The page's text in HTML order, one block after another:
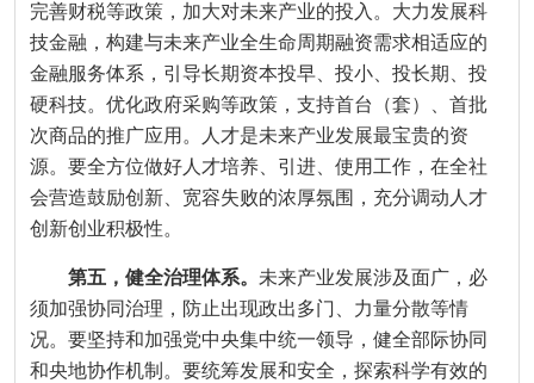
完善财税等政策，加大对未来产业的投入。大力发展科
技金融，构建与未来产业全生命周期融资需求相适应的
金融服务体系，引导长期资本投早、投小、投长期、投
硬科技。优化政府采购等政策，支持首台（套）、首批
次商品的推广应用。人才是未来产业发展最宝贵的资
源。要全方位做好人才培养、引进、使用工作，在全社
会营造鼓励创新、宽容失败的浓厚氛围，充分调动人才
创新创业积极性。
第五，健全治理体系。 未来产业发展涉及面广，必
须加强协同治理，防止出现政出多门、力量分散等情
况。要坚持和加强党中央集中统一领导，健全部际协同
和央地协作机制。要统筹发展和安全，探索科学有效的